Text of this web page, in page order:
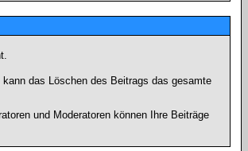
das Löschen des Beitrags das gesamte
und Moderatoren können Ihre Beiträge